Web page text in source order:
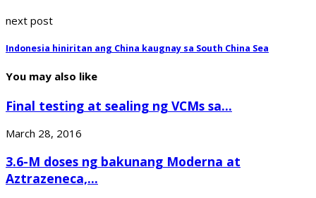
next post
Indonesia hiniritan ang China kaugnay sa South China Sea
You may also like
Final testing at sealing ng VCMs sa...
March 28, 2016
3.6-M doses ng bakunang Moderna at
Aztrazeneca,...